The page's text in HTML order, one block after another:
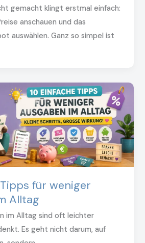
gemacht klingt erstmal einfach:
anschauen und das
auswählen. Ganz so simpel ist
für weniger
Alltag
im Alltag sind oft leichter
Es geht nicht darum, auf